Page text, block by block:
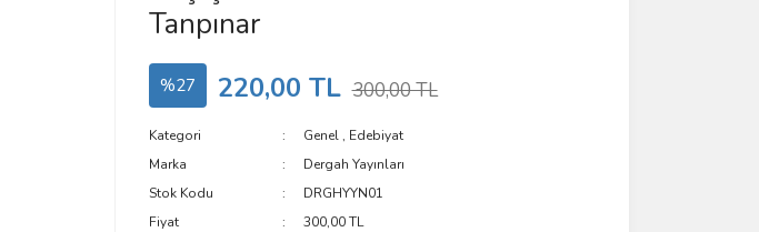
Tanpınar
%27 220,00 TL 300,00 TL
Kategori Genel , Edebiyat
Marka
Dergah Yayınları
Stok Kodu
DRGHYYN01
Fiyat
300,00 TL